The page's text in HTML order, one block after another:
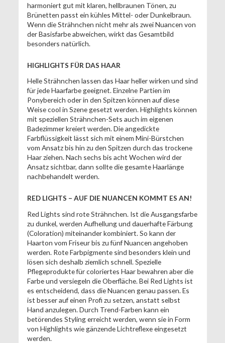
harmoniert gut mit klaren, hellbraunen Tönen, zu
Brünetten passt ein kühles Mittel- oder Dunkelbraun.
Wenn die Strähnchen nicht mehr als zwei Nuancen von
der Basisfarbe abweichen, wirkt das Gesamtbild
besonders natürlich.
HIGHLIGHTS FÜR DAS HAAR
Helle Strähnchen lassen das Haar heller wirken und sind
für jede Haarfarbe geeignet. Einzelne Partien im
Ponybereich oder in den Spitzen können auf diese
Weise cool in Szene gesetzt werden. Highlights können
mit speziellen Strähnchen-Sets auch im eigenen
Badezimmer kreiert werden. Die angedickte
Farbflüssigkeit lässt sich mit einem Mini-Bürstchen
vom Ansatz bis hin zu den Spitzen durch das trockene
Haar ziehen. Nach sechs bis acht Wochen wird der
Ansatz sichtbar, dann sollte die gesamte Haarlänge
nachbehandelt werden.
RED LIGHTS – AUF DIE NUANCEN KOMMT ES AN!
Red Lights sind rote Strähnchen. Ist die Ausgangsfarbe
zu dunkel, werden Aufhellung und dauerhafte Färbung
(Coloration) miteinander kombiniert. So kann der
Haarton vom Friseur bis zu fünf Nuancen angehoben
werden. Rote Farbpigmente sind besonders klein und
lösen sich deshalb ziemlich schnell. Spezielle
Pflegeprodukte für coloriertes Haar bewahren aber die
Farbe und versiegeln die Oberfläche. Bei Red Lights ist
es entscheidend, dass die Nuancen genau passen. Es
ist besser auf einen Profi zu setzen, anstatt selbst
Hand anzulegen. Durch Trend-Farben kann ein
betörendes Styling erreicht werden, wenn sie in Form
von Highlights wie gänzende Lichtreflexe eingesetzt
werden.